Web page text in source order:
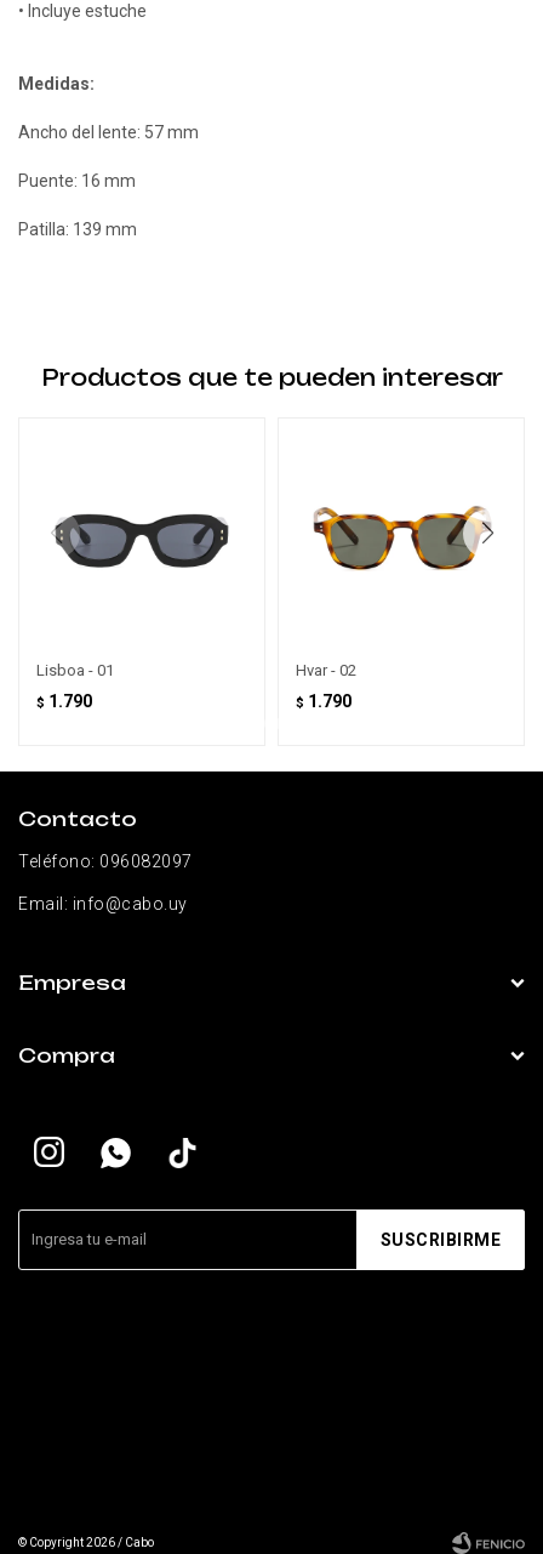
• Incluye estuche
Medidas:
Ancho del lente: 57 mm
Puente: 16 mm
Patilla: 139 mm
Productos que te pueden interesar
Lisboa - 01
$ 1.790
Hvar - 02
$ 1.790
 
SUSCRIBIRME
Contacto
Teléfono: 096082097
Email: info@cabo.uy
Empresa
Compra
© Copyright 2026 / Cabo